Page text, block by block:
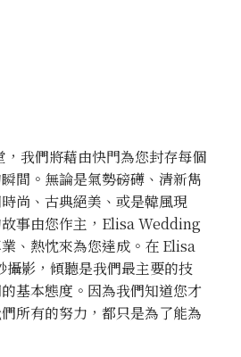
我們將藉由快門為您封存每個
間。無論是氣勢磅礡、清新雋
尚、古典絕美、或是韓風現
事由您作主，Elisa Wedding
、熱忱來為您達成。在 Elisa
影，傾聽是我們最主要的技
基本態度。因為我們知道您才
所有的努力，都只是為了能為